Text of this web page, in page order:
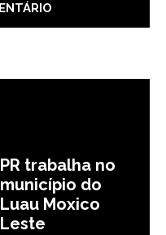
PR trabalha no
município do
Luau Moxico
Leste